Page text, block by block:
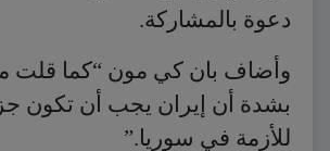
دعوة بالمشاركة.
وأضاف بان كي مون “كما قلت
بشدة أن إيران يجب أن تكون
للأزمة في سوريا.”